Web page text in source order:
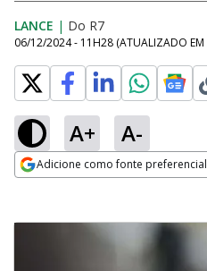
LANCE | Do R7
06/12/2024 - 11H28 (ATUALIZADO EM
A+ A-
Adicione como fonte